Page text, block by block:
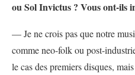
ou Sol Invictus ? Vous ont-ils
— Je ne crois pas que notre
comme neo-folk ou post-
le cas des premiers disques,